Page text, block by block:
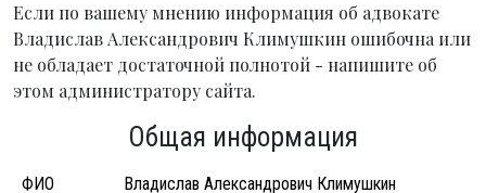
Если по вашему мнению информация об адвокате
Владислав Александрович Климушкин ошибочна или
не обладает достаточной полнотой - напишите об
этом администратору сайта.
Общая информация
ФИО Владислав Александрович Климушкин